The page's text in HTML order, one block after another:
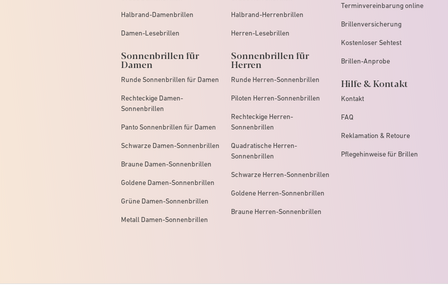
Halbrand-Damenbrillen
Damen-Lesebrillen
Sonnenbrillen für
Damen
Runde Sonnenbrillen für Damen
Rechteckige Damen-
Sonnenbrillen
Panto Sonnenbrillen für Damen
Schwarze Damen-Sonnenbrillen
Braune Damen-Sonnenbrillen
Goldene Damen-Sonnenbrillen
Grüne Damen-Sonnenbrillen
Metall Damen-Sonnenbrillen
Halbrand-Herrenbrillen
Herren-Lesebrillen
Sonnenbrillen für
Herren
Runde Herren-Sonnenbrillen
Piloten Herren-Sonnenbrillen
Rechteckige Herren-
Sonnenbrillen
Quadratische Herren-
Sonnenbrillen
Schwarze Herren-Sonnenbrillen
Goldene Herren-Sonnenbrillen
Braune Herren-Sonnenbrillen
Terminvereinbarung online
Brillenversicherung
Kostenloser Sehtest
Brillen-Anprobe
Hilfe & Kontakt
Kontakt
FAQ
Reklamation & Retoure
Pflegehinweise für Brillen